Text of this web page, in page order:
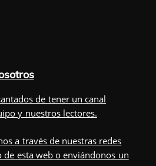
de tener un canal
y nuestros lectores.
a través de nuestras redes
de esta web o enviándonos un